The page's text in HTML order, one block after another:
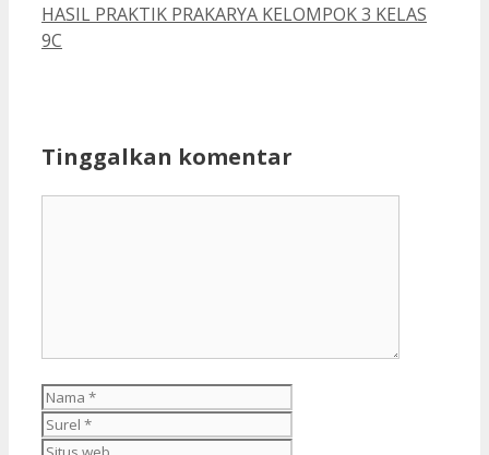
HASIL PRAKTIK PRAKARYA KELOMPOK 3 KELAS
9C
Tinggalkan komentar
Nama